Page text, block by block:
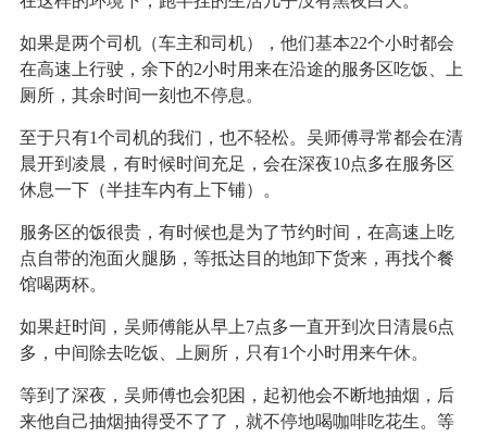
如果是两个司机（车主和司机），他们基本22个小时都会
在高速上行驶，余下的2小时用来在沿途的服务区吃饭、上
厕所，其余时间一刻也不停息。
至于只有1个司机的我们，也不轻松。吴师傅寻常都会在清
晨开到凌晨，有时候时间充足，会在深夜10点多在服务区
休息一下（半挂车内有上下铺）。
服务区的饭很贵，有时候也是为了节约时间，在高速上吃
点自带的泡面火腿肠，等抵达目的地卸下货来，再找个餐
馆喝两杯。
如果赶时间，吴师傅能从早上7点多一直开到次日清晨6点
多，中间除去吃饭、上厕所，只有1个小时用来午休。
等到了深夜，吴师傅也会犯困，起初他会不断地抽烟，后
来他自己抽烟抽得受不了了，就不停地喝咖啡吃花生。等